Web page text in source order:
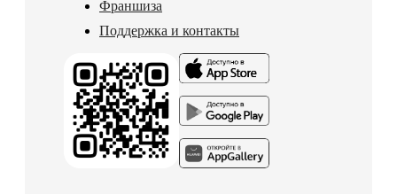
Франшиза
Поддержка и контакты